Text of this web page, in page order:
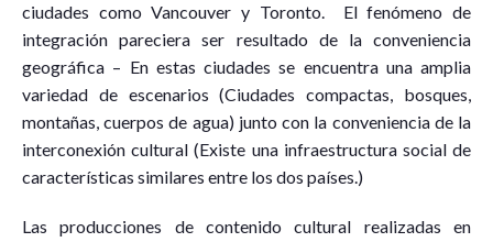
ciudades como Vancouver y Toronto. El fenómeno de
integración pareciera ser resultado de la conveniencia
geográfica – En estas ciudades se encuentra una amplia
variedad de escenarios (Ciudades compactas, bosques,
montañas, cuerpos de agua) junto con la conveniencia de la
interconexión cultural (Existe una infraestructura social de
características similares entre los dos países.)
Las producciones de contenido cultural realizadas en